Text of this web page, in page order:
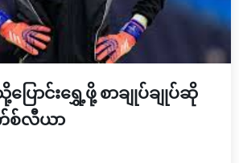
ောင်းရွှေ့ဖို့ စာချုပ်ချုပ်ဆို
စ်လီယာ